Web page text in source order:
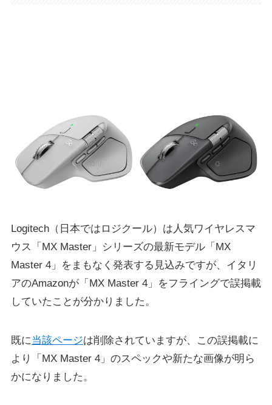
Logitech（日本ではロジクール）は人気ワイヤレスマ
ウス「MX Master」シリーズの最新モデル「MX
Master 4」をまもなく発表する見込みですが、イタリ
アのAmazonが「MX Master 4」をフライングで誤掲載
していたことが分かりました。
既に当該ページは削除されていますが、この誤掲載に
より「MX Master 4」のスペックや新たな画像が明ら
かになりました。